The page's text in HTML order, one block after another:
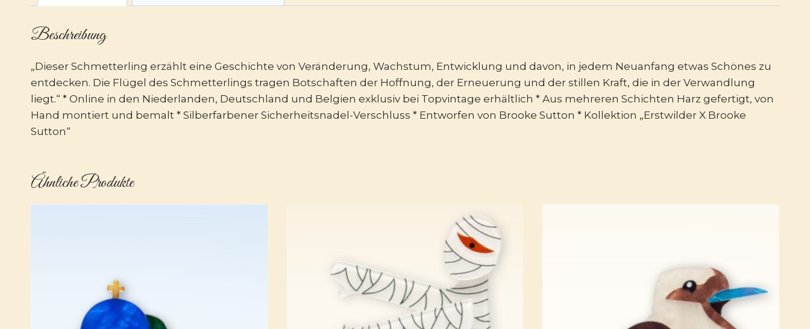
Beschreibung
„Dieser Schmetterling erzählt eine Geschichte von Veränderung, Wachstum, Entwicklung und davon, in jedem Neuanfang etwas Schönes zu
entdecken. Die Flügel des Schmetterlings tragen Botschaften der Hoffnung, der Erneuerung und der stillen Kraft, die in der Verwandlung
liegt.“ * Online in den Niederlanden, Deutschland und Belgien exklusiv bei Topvintage erhältlich * Aus mehreren Schichten Harz gefertigt, von
Hand montiert und bemalt * Silberfarbener Sicherheitsnadel-Verschluss * Entworfen von Brooke Sutton * Kollektion „Erstwilder X Brooke
Sutton“
Ähnliche Produkte